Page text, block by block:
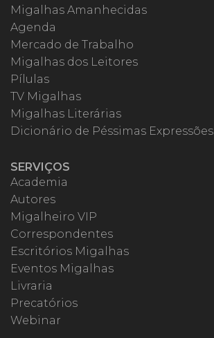
Migalhas Amanhecidas
Agenda
Mercado de Trabalho
Migalhas dos Leitores
Pílulas
TV Migalhas
Migalhas Literárias
Dicionário de Péssimas Expressões
SERVIÇOS
Academia
Autores
Migalheiro VIP
Correspondentes
Escritórios Migalhas
Eventos Migalhas
Livraria
Precatórios
Webinar